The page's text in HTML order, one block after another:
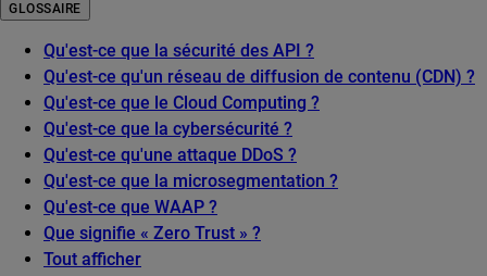
GLOSSAIRE
Qu'est-ce que la sécurité des API ?
Qu'est-ce qu'un réseau de diffusion de contenu (CDN) ?
Qu'est-ce que le Cloud Computing ?
Qu'est-ce que la cybersécurité ?
Qu'est-ce qu'une attaque DDoS ?
Qu'est-ce que la microsegmentation ?
Qu'est-ce que WAAP ?
Que signifie « Zero Trust » ?
Tout afficher